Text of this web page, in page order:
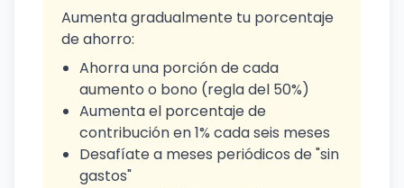
Aumenta gradualmente tu porcentaje
de ahorro:
Ahorra una porción de cada
aumento o bono (regla del 50%)
Aumenta el porcentaje de
contribución en 1% cada seis meses
Desafíate a meses periódicos de "sin
gastos"